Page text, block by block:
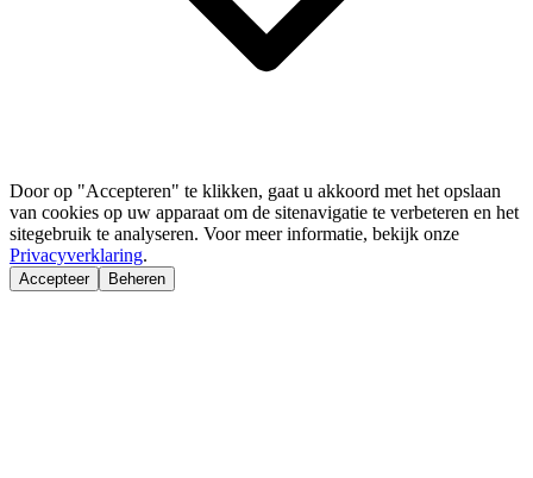
Door op "Accepteren" te klikken, gaat u akkoord met het opslaan
van cookies op uw apparaat om de sitenavigatie te verbeteren en het
sitegebruik te analyseren. Voor meer informatie, bekijk onze
Privacyverklaring.
Accepteer Beheren